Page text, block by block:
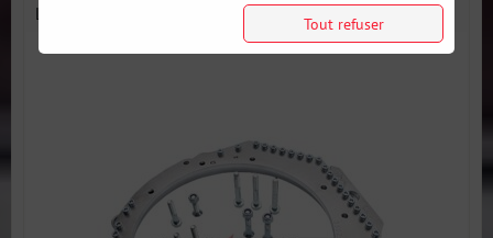
LS V8 LS1 LS3...
Tout refuser